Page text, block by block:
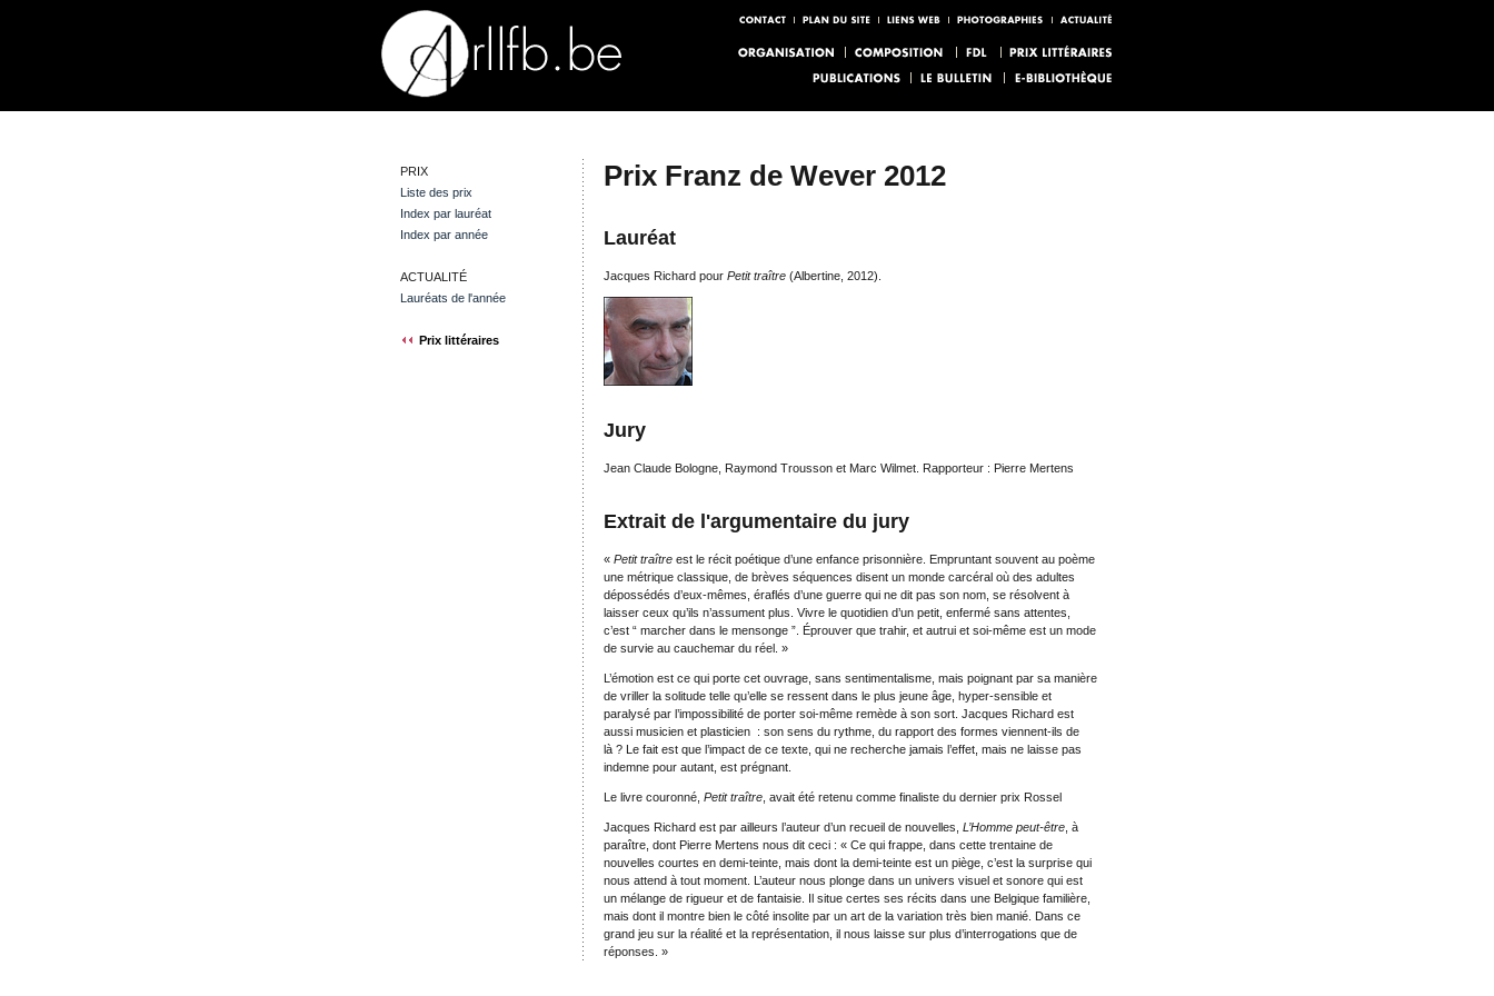
PRIX
Liste des prix
Index par lauréat
Index par année
ACTUALITÉ
Lauréats de l'année
Prix littéraires
Prix Franz de Wever 2012
Lauréat
Jacques Richard pour Petit traître (Albertine, 2012).
Jury
Jean Claude Bologne, Raymond Trousson et Marc Wilmet. Rapporteur : Pierre Mertens
Extrait de l'argumentaire du jury
« Petit traître est le récit poétique d’une enfance prisonnière. Empruntant souvent au poème
une métrique classique, de brèves séquences disent un monde carcéral où des adultes
dépossédés d’eux-mêmes, éraflés d’une guerre qui ne dit pas son nom, se résolvent à
laisser ceux qu’ils n’assument plus. Vivre le quotidien d’un petit, enfermé sans attentes,
c’est “ marcher dans le mensonge ”. Éprouver que trahir, et autrui et soi-même est un mode
de survie au cauchemar du réel. »
L’émotion est ce qui porte cet ouvrage, sans sentimentalisme, mais poignant par sa manière
de vriller la solitude telle qu’elle se ressent dans le plus jeune âge, hyper-sensible et
paralysé par l’impossibilité de porter soi-même remède à son sort. Jacques Richard est
aussi musicien et plasticien : son sens du rythme, du rapport des formes viennent-ils de
là ? Le fait est que l’impact de ce texte, qui ne recherche jamais l’effet, mais ne laisse pas
indemne pour autant, est prégnant.
Le livre couronné, Petit traître , avait été retenu comme finaliste du dernier prix Rossel
Jacques Richard est par ailleurs l’auteur d’un recueil de nouvelles, L’Homme peut-être , à
paraître, dont Pierre Mertens nous dit ceci : « Ce qui frappe, dans cette trentaine de
nouvelles courtes en demi-teinte, mais dont la demi-teinte est un piège, c’est la surprise qui
nous attend à tout moment. L’auteur nous plonge dans un univers visuel et sonore qui est
un mélange de rigueur et de fantaisie. Il situe certes ses récits dans une Belgique familière,
mais dont il montre bien le côté insolite par un art de la variation très bien manié. Dans ce
grand jeu sur la réalité et la représentation, il nous laisse sur plus d’interrogations que de
réponses. »